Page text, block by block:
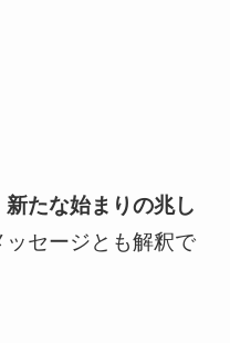
新たな始まりの兆し
セージとも解釈で